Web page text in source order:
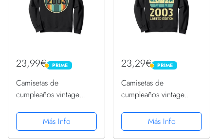
23,99€ PRIME
PRIME
Camisetas de
cumpleaños vintage
divertidos cumpleaños
2003 Sudadera
Más Info
23,29€ PRIME
PRIME
Camisetas de
cumpleaños vintage
divertidos cumpleaños
2003 Sudadera
Más Info